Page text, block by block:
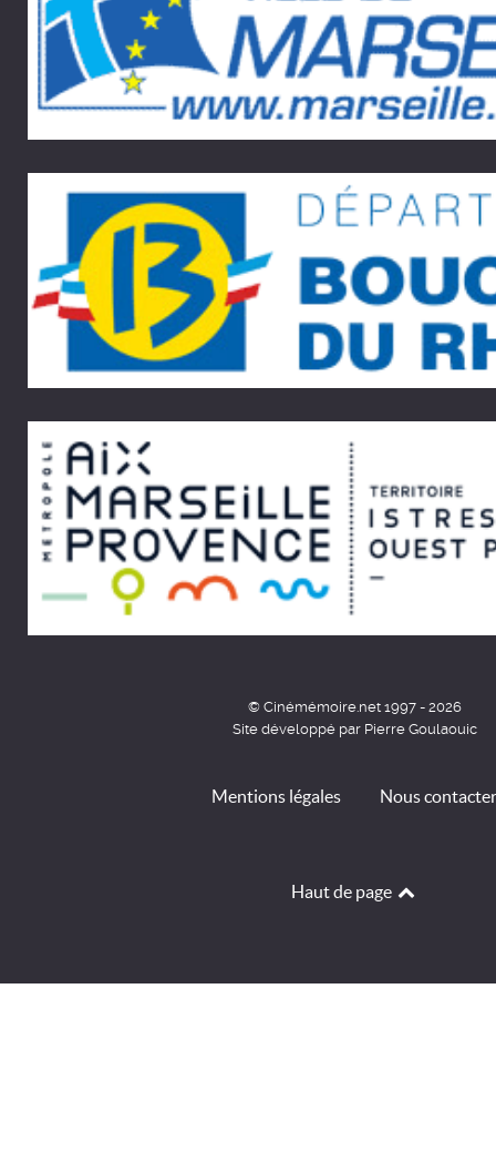
© Cinémémoire.net 1997 - 2026
Site développé par Pierre Goulaouic
Mentions légales Nous contacter
Haut de page